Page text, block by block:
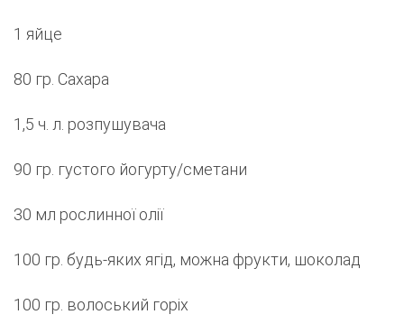
1 яйце
80 гр. Сахара
1,5 ч. л. розпушувача
90 гр. густого йогурту/сметани
30 мл рослинної олії
100 гр. будь-яких ягід, можна фрукти, шоколад
100 гр. волоський горіх